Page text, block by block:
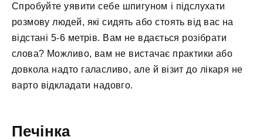
Спробуйте уявити себе шпигуном і підслухати
розмову людей, які сидять або стоять від вас на
відстані 5-6 метрів. Вам не вдається розібрати
слова? Можливо, вам не вистачає практики або
довкола надто галасливо, але й візит до лікаря не
варто відкладати надовго.
Печінка